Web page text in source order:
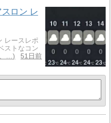
ロン レ
レースレポ
ストなコン
、…
51日前